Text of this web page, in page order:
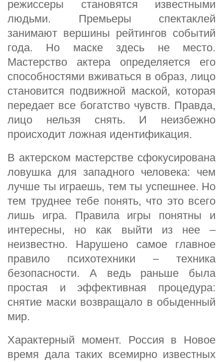
режиссеры становятся известными
людьми. Премьеры спектаклей
занимают вершины рейтингов событий
года. Но маске здесь не место.
Мастерство актера определяется его
способностями вживаться в образ, лицо
становится подвижной маской, которая
передает все богатство чувств. Правда,
лицо нельзя снять. И неизбежно
происходит ложная идентификация.
В актерском мастерстве сфокусирована
ловушка для западного человека: чем
лучше ты играешь, тем ты успешнее. Но
тем труднее тебе понять, что это всего
лишь игра. Правила игры понятны и
интересны, но как выйти из нее –
неизвестно. Нарушено самое главное
правило психотехники – техника
безопасности. А ведь раньше была
простая и эффективная процедура:
снятие маски возвращало в обыденный
мир.
Характерный момент. Россия в Новое
время дала таких всемирно известных